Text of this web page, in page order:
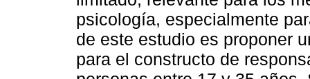
psicología, especialmente
de este estudio es proponer
para el constructo de